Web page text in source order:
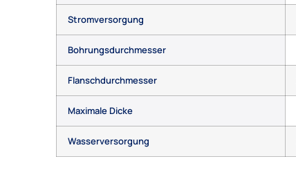
Stromversorgung
Bohrungsdurchmesser
Flanschdurchmesser
Maximale Dicke
Wasserversorgung